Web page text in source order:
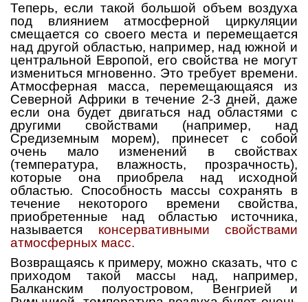
Теперь, если такой большой объем воздуха
под влиянием атмосферной циркуляции
смещается со своего места и перемещается
над другой областью, например, над южной и
центральной Европой, его свойства не могут
измениться мгновенно. Это требует времени.
Атмосферная масса, перемещающаяся из
Северной Африки в течение 2-3 дней, даже
если она будет двигаться над областями с
другими свойствами (например, над
Средиземным морем), принесет с собой
очень мало изменений в свойствах
(температура, влажность, прозрачность),
которые она приобрела над исходной
областью. Способность массы сохранять в
течение некоторого времени свойства,
приобретенные над областью источника,
называется консервативными свойствами
атмосферных масс.
Возвращаясь к примеру, можно сказать, что с
приходом такой массы над, например,
Балканским полуостровом, Венгрией и